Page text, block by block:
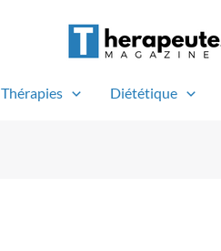
Thérapies Diététique